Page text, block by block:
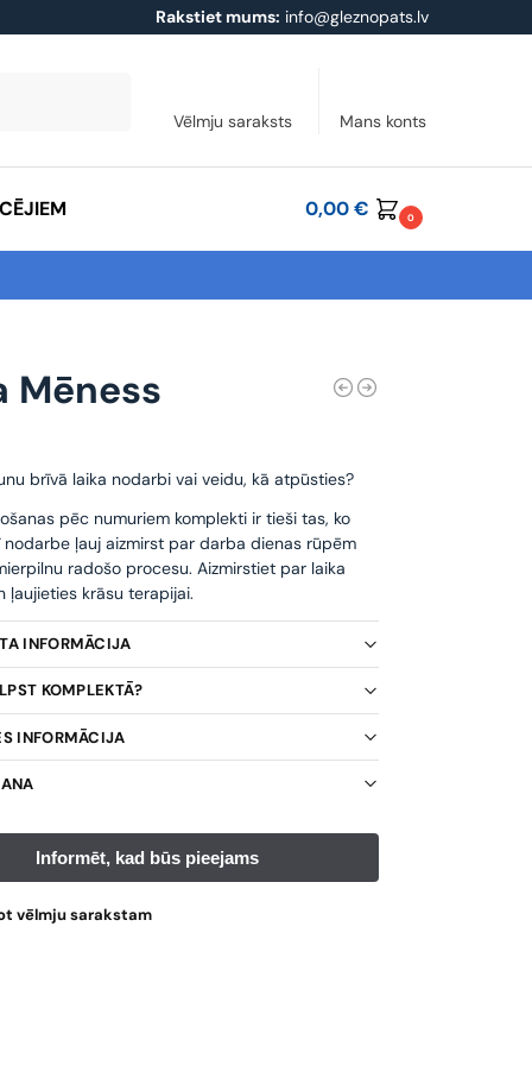
Rakstiet mums: info@gleznopats.lv
Vēlmju saraksts Mans konts
0,00€ 0
Mēness
brīvā laika nodarbi vai veidu, kā atpūsties?
pēc numuriem komplekti ir tieši tas, ko
nodarbe ļauj aizmirst par darba dienas rūpēm
radošo procesu. Aizmirstiet par laika
ļaujieties krāsu terapijai.
INFORMĀCIJA
KOMPLEKTĀ?
INFORMĀCIJA
vēlmju sarakstam